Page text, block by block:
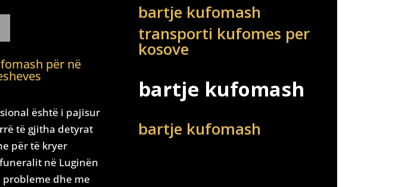
për në
është i pajisur
të gjitha detyrat
për të kryer
në Luginën
probleme dhe me
bartje kufomash
transporti kufomes per
kosove
bartje kufomash
bartje kufomash